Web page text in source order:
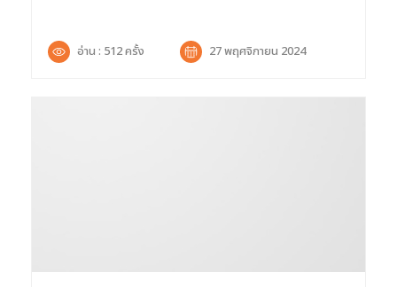
อ่าน : 512 ครั้ง 27 พฤศจิกายน 2024